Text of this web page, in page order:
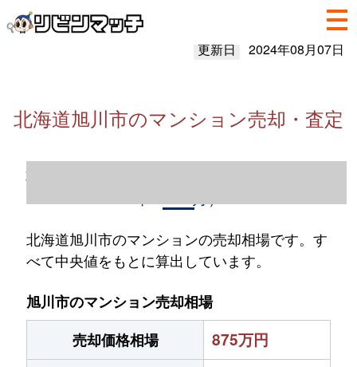
更新日 2024年08月07日
北海道旭川市のマンション売却・査定
北海道旭川市のマンション売却情報（2023
北海道旭川市のマンションの売却相場です。す
べて中央値をもとに算出しています。
旭川市のマンション売却相場
売却価格相場
875万円